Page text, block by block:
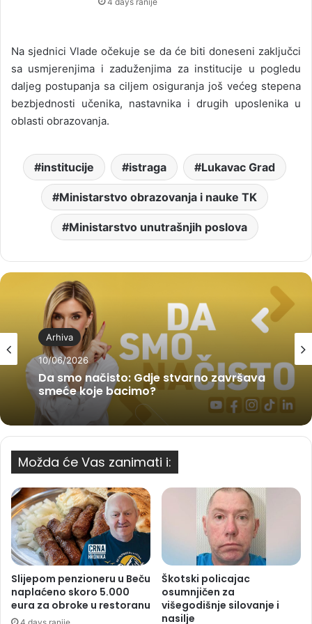
Na sjednici Vlade očekuje se da će biti doneseni zaključci
sa usmjerenjima i zaduženjima za institucije u pogledu
daljeg postupanja sa ciljem osiguranja još većeg stepena
bezbjednosti učenika, nastavnika i drugih uposlenika u
oblasti obrazovanja.
institucije istraga Lukavac Grad
Ministarstvo obrazovanja i nauke TK
Ministarstvo unutrašnjih poslova
Arhiva
10/06/2026
Da smo načisto: Gdje stvarno završava
smeće koje bacimo?
Možda će Vas zanimati i:
Slijepom penzioneru u Beču
naplaćeno skoro 5.000
eura za obroke u restoranu
Škotski policajac
osumnjičen za
višegodišnje silovanje i
nasilje